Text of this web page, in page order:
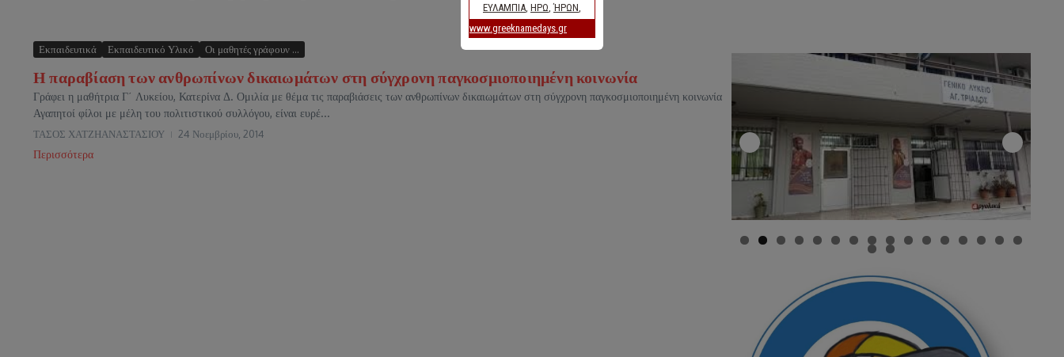
Εκπαιδευτικά Εκπαιδευτικό Υλικό Οι μαθητές γράφουν ...
Η παραβίαση των ανθρωπίνων δικαιωμάτων στη σύγχρονη παγκοσμιοποιημένη κοινωνία
Γράφει η μαθήτρια Γ΄ Λυκείου, Κατερίνα Δ. Ομιλία με θέμα τις παραβιάσεις των ανθρωπίνων δικαιωμάτων στη σύγχρονη παγκοσμιοποιημένη κοινωνία
Αγαπητοί φίλοι με μέλη του πολιτιστικού συλλόγου, είναι ευρέ...
ΤΑΣΟΣ ΧΑΤΖΗΑΝΑΣΤΑΣΙΟΥ 24 Νοεμβρίου, 2014
Περισσότερα